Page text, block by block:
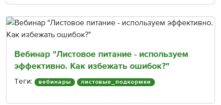
Вебинар "Листовое питание - используем
эффективно. Как избежать ошибок?"
Теги: вебинары листовые_подкормки